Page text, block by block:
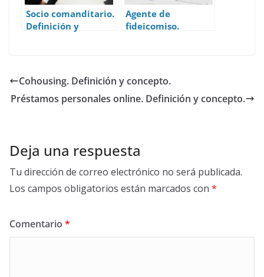
Socio comanditario.
Definición y
Agente de
fideicomiso.
Cohousing. Definición y concepto.
Préstamos personales online. Definición y concepto.
Deja una respuesta
Tu dirección de correo electrónico no será publicada.
Los campos obligatorios están marcados con *
Comentario *